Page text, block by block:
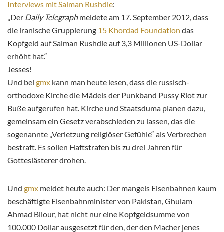
Interviews mit Salman Rushdie:
„Der Daily Telegraphmeldete am 17. September 2012, dass
die iranische Gruppierung 15 Khordad Foundation das
Kopfgeld auf Salman Rushdie auf 3,3 Millionen US-Dollar
erhöht hat.“
Jesses!
Und bei gmx kann man heute lesen, dass die russisch-
orthodoxe Kirche die Mädels der Punkband Pussy Riot zur
Buße aufgerufen hat. Kirche und Staatsduma planen dazu,
gemeinsam ein Gesetz verabschieden zu lassen, das die
sogenannte „Verletzung religiöser Gefühle“ als Verbrechen
bestraft. Es sollen Haftstrafen bis zu drei Jahren für
Gotteslästerer drohen.
Und gmx meldet heute auch: Der mangels Eisenbahnen kaum
beschäftigte Eisenbahnminister von Pakistan, Ghulam
Ahmad Bilour, hat nicht nur eine Kopfgeldsumme von
100.000 Dollar ausgesetzt für den, der den Macher jenes